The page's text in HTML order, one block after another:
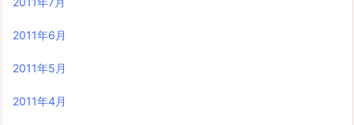
2011年6月
2011年5月
2011年4月